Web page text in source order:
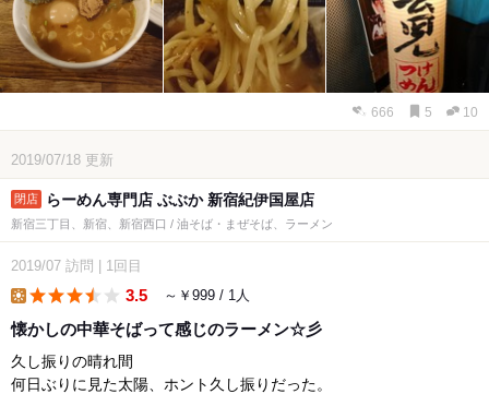
666 5 10
2019/07/18 更新
らーめん専門店 ぶぶか 新宿紀伊国屋店
新宿三丁目、新宿、新宿西口 / 油そば・まぜそば、ラーメン
2019/07 訪問 1回目
3.5 ～￥999 / 1人
懐かしの中華そばって感じのラーメン☆彡
久し振りの晴れ間
何日ぶりに見た太陽、ホント久し振りだった。